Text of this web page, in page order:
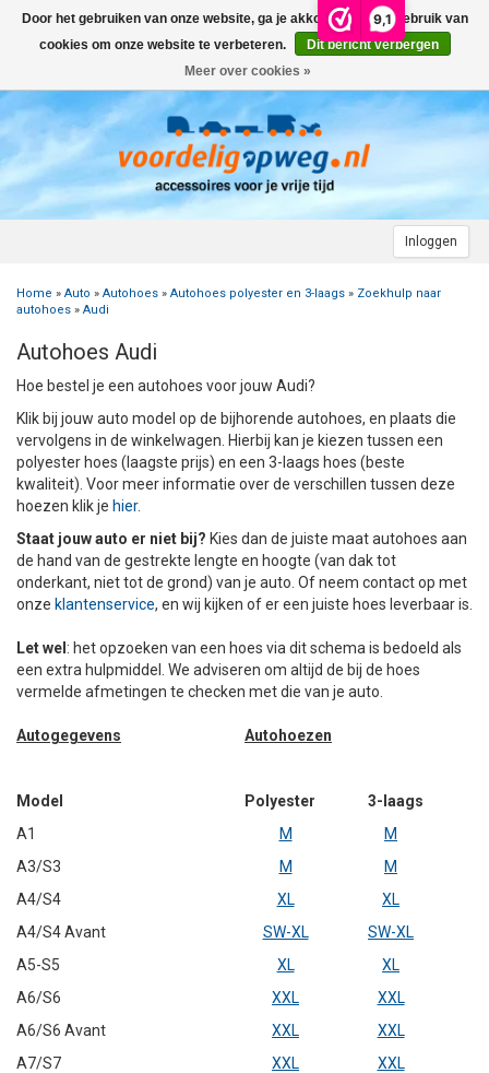
9,1
Inloggen
Menu
FIETSENDRAGER
FIETSENDRAGER OP DE TREKHAAK
FIETSENDRAGER VOOR ELEKTRISCHE FIETSEN
TWINNY LOAD ONDERDELEN
FIETSENDRAGER TOEBEHOREN
INFORMATIE OVER FIETSENDRAGERS
DAKDRAGERS
FORD
OPEL
PEUGEOT
RENAULT
VOLKSWAGEN (TOT VW PASSAT)
OVERIGE AUTOMERKEN
INFORMATIE DAKDRAGER SYSTEMEN
+
AUTOHOES POLYESTER EN 3-LAAGS
DAKHOES POLYESTER
INFORMATIE OVER AUTOHOEZEN
WIELDOPPEN
12 INCH
13 INCH
14 INCH
16 INCH
INFORMATIE OVER WIELDOPPEN
LAADKABEL ELEKTRISCHE AUTO
LAADKABEL TYPE 2
LAADKABEL TYPE 1
STARTEN & LADEN
ELEKTRISCH LADEN
JUMPSTARTER
VEILIG OP WEG
AUTOSTOELTJE
INFORMATIE OVER DAKKOFFERS +
SNEEUWKETTINGEN
BESTELWAGEN
CAMPER
WIELDOPPEN
+
ZOEKHULP NAAR CAMPERHOES
INFORMATIE OVER CAMPERHOEZEN
SNEEUWKETTINGEN
PECH ONDERWEG
STARTKABELS EN ACCUBOOSTER
VEILIG OP WEG
ACCULADER
AANHANGWAGEN
ACCESSOIRES
INFORMATIE OVER STEKKERS & STEKKERDOZEN
ONDERDELEN
REGELGEVING M.B.T. VERLICHTING
ADVIES BIJ DEFECTE VERLICHTING
+
ACCULADER
ACCESSOIRES
CARAVAN
ACCULADER
ACCESSOIRES
INFORMATIE OVER STEKKERS & STEKKERDOZEN
ONDERDELEN
ADVIES BIJ DEFECTE VERLICHTING
INFORMATIE OVER CARAVANHOEZEN
TOPDEALS
AUTO
CAMPER
MOTOR
ZOMER DEALS
Home » Auto » Autohoes » Autohoes polyester en 3-laags » Zoekhulp naar
autohoes » Audi
Autohoes Audi
Hoe bestel je een autohoes voor jouw Audi?
Klik bij jouw auto model op de bijhorende autohoes, en plaats die
vervolgens in de winkelwagen. Hierbij kan je kiezen tussen een
polyester hoes (laagste prijs) en een 3-laags hoes (beste
kwaliteit). Voor meer informatie over de verschillen tussen deze
hoezen klik je hier.
Staat jouw auto er niet bij? Kies dan de juiste maat autohoes aan
de hand van de gestrekte lengte en hoogte (van dak tot
onderkant, niet tot de grond) van je auto. Of neem contact op met
onze klantenservice, en wij kijken of er een juiste hoes leverbaar is.
Let wel : het opzoeken van een hoes via dit schema is bedoeld als
een extra hulpmiddel. We adviseren om altijd de bij de hoes
vermelde afmetingen te checken met die van je auto.
Autogegevens Autohoezen
Model Polyester 3-laags
A1
M
M
A3/S3
M
M
A4/S4
XL
XL
A4/S4 Avant
SW-XL
SW-XL
A5-S5
XL
XL
A6/S6
XXL
XXL
A6/S6 Avant
XXL
XXL
A7/S7
XXL
XXL
Door het gebruiken van onze website, ga je akkoord met het gebruik van
cookies om onze website te verbeteren.
Dit bericht verbergen
Meer over cookies »